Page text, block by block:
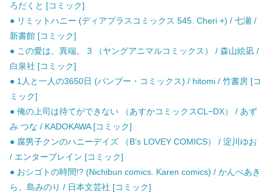
ろだくと [コミック]
● リミットハニー (ディアプラスコミックス 545. Cheri +) / 七瀬 /
新書館 [コミック]
● この愛は、異端。 3 （ヤングアニマルコミックス） / 森山絵凪 /
白泉社 [コミック]
● 1人と一人の3650日 (バンブー・コミックス) / hitomi / 竹書房 [コ
ミック]
● 俺の上司は待てができない （あすかコミックスCL−DX） / あず
み つな / KADOKAWA [コミック]
● 腐男子クンのハニーデイズ （B’s LOVEY COMICS） / 淀川ゆお
/ エンターブレイン [コミック]
● おシゴトの時間!? (Nichibun comics. Karen comics) / かんべあき
ら、島みのり / 日本文芸社 [コミック]